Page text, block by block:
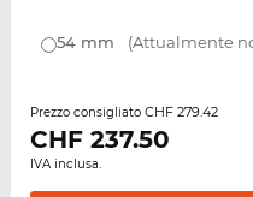
54 mm (Attualmente
Prezzo consigliato CHF 279.42
CHF 237.50
IVA inclusa.